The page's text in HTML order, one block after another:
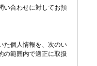
い合わせに対してお預
た個人情報を、次のい
の範囲内で適正に取扱